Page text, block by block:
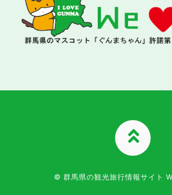
TOPへ
© 群馬県の観光旅行情報サイト